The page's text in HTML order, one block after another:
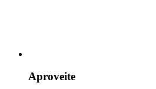
Aproveite